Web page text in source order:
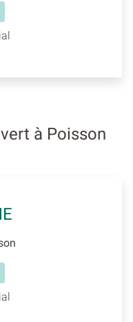
à Poisson